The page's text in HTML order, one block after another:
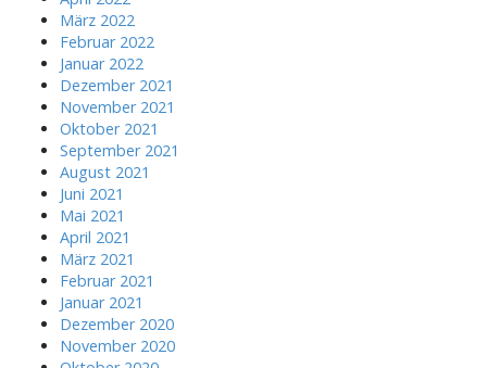
März 2022
Februar 2022
Januar 2022
Dezember 2021
November 2021
Oktober 2021
September 2021
August 2021
Juni 2021
Mai 2021
April 2021
März 2021
Februar 2021
Januar 2021
Dezember 2020
November 2020